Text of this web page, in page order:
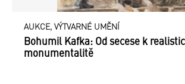
AUKCE, VÝTVARNÉ UMĚNÍ
Bohumil Kafka: Od secese k
monumentalitě